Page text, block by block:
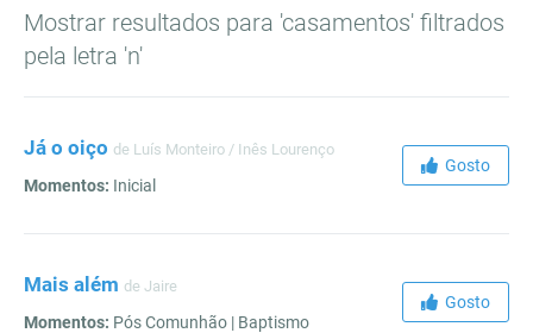
Mostrar resultados para 'casamentos' filtrados
pela letra 'n'
Já o oiço de Luís Monteiro / Inês Lourenço
Momentos: Inicial
Gosto
Mais além de Jaire
Momentos: Pós Comunhão | Baptismo
Gosto